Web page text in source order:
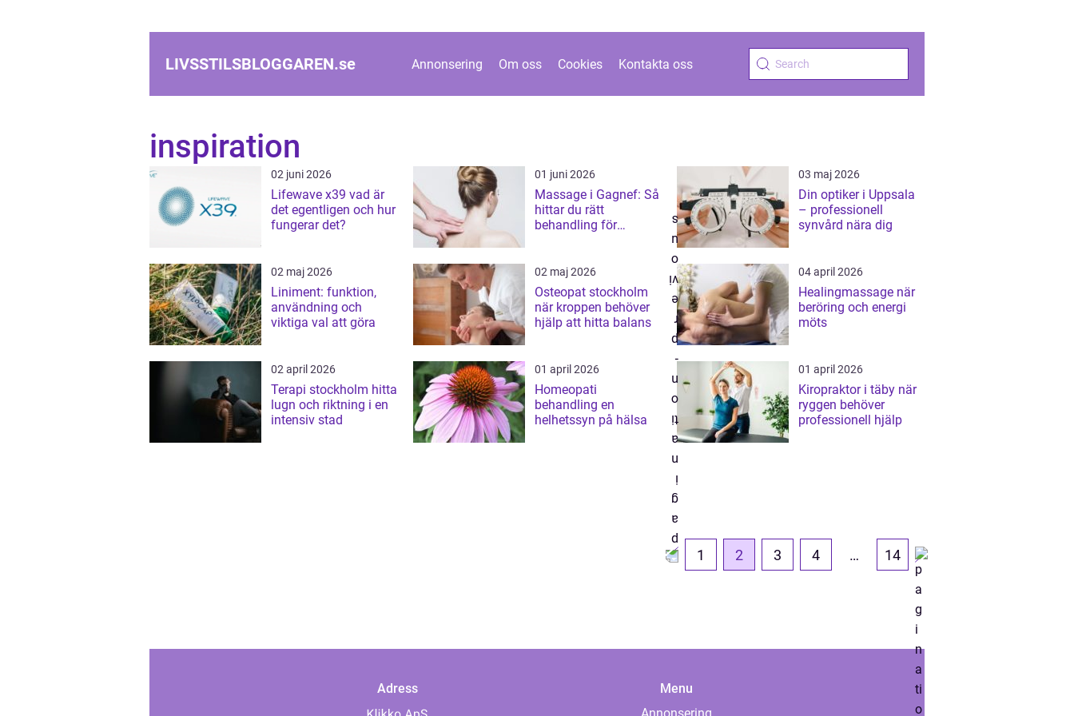
LIVSSTILSBLOGGAREN.se Annonsering Om oss Cookies Kontakta oss
inspiration
02 juni 2026
Lifewave x39 vad är
det egentligen och hur
fungerar det?
01 juni 2026
Massage i Gagnef: Så
hittar du rätt
behandling för
03 maj 2026
Din optiker i Uppsala
– professionell
synvård nära dig
02 maj 2026
Liniment: funktion,
användning och
viktiga val att göra
02 maj 2026
Osteopat stockholm
när kroppen behöver
hjälp att hitta balans
04 april 2026
Healingmassage när
beröring och energi
möts
02 april 2026
Terapi stockholm hitta
lugn och riktning i en
intensiv stad
01 april 2026
Homeopati
behandling en
helhetssyn på hälsa
01 april 2026
Kiropraktor i täby när
ryggen behöver
professionell hjälp
1 2 3 4 … 14
Adress
Menu